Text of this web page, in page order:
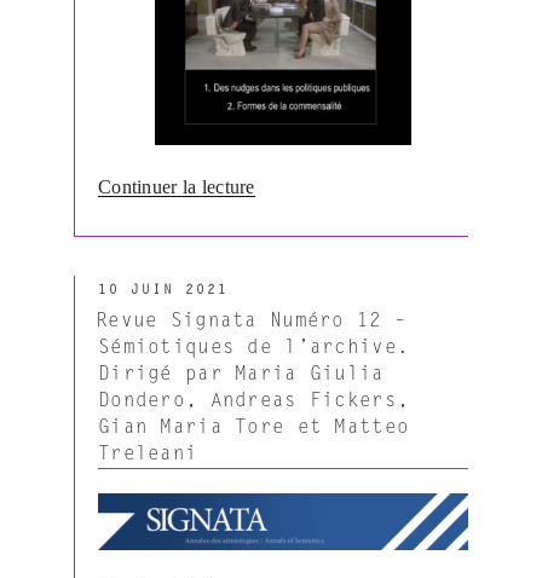
Continuer la lecturede
Actes
(2021) »
PUBLIÉ
LE
10 JUIN 2021
Revue Signata Numéro 12 –
Sémiotiques de l’archive.
Dirigé par Maria Giulia
Dondero, Andreas Fickers,
Gian Maria Tore et Matteo
Treleani